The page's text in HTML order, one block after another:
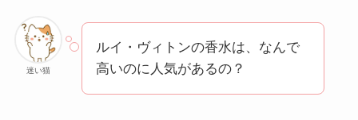
クレ・ド・ポー ボー
テはなぜ高い？なぜ
人気？安く買える方
法も解説！
迷い猫
ルイ・ヴィトンの香水は、なんで
高いのに人気があるの？